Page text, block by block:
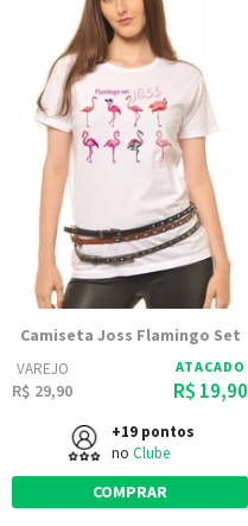
Camiseta Joss Flamingo Set
VAREJO
R$ 29,90
ATACADO
R$ 19,90
+19 pontos
no Clube
COMPRAR